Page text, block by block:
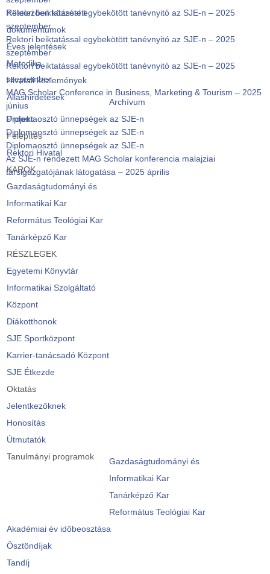
Kötelezően közzétett
dokumentumok
Éves jelentések
Metodika
Hivatali közlemények
Álláshirdetések
Archívum
Projekt
Felépítés
Rektori Hivatal
KAROK
Gazdaságtudományi és
Informatikai Kar
Református Teológiai Kar
Tanárképző Kar
RÉSZLEGEK
Egyetemi Könyvtár
Informatikai Szolgáltató
Központ
Diákotthonok
SJE Sportközpont
Karrier-tanácsadó Központ
SJE Étkezde
Oktatás
Jelentkezőknek
Honosítás
Útmutatók
Tanulmányi programok
Gazdaságtudományi és
Informatikai Kar
Tanárképző Kar
Református Teológiai Kar
Akadémiai év időbeosztása
Ösztöndíjak
Tandíj
Rektori beiktatással egybekötött tanévnyitó az SJE-n – 2025
szeptember
Rektori beiktatással egybekötött tanévnyitó az SJE-n – 2025
szeptember
Rektori beiktatással egybekötött tanévnyitó az SJE-n – 2025
szeptember
MAG Scholar Conference in Business, Marketing & Tourism – 2025
június
Diplomaosztó ünnepségek az SJE-n
Diplomaosztó ünnepségek az SJE-n
Diplomaosztó ünnepségek az SJE-n
Az SJE-n rendezett MAG Scholar konferencia malajziai
társigazgatójának látogatása – 2025 április